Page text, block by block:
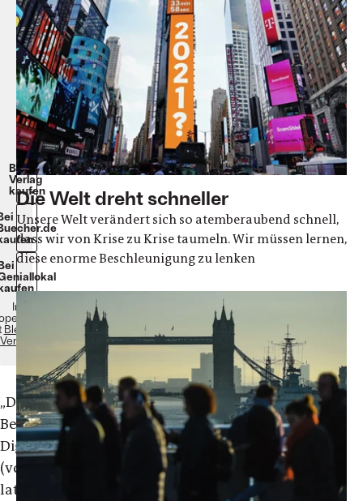
Christian
Stöcker
384
Seiten,
Gebunden,
22
Euro
ebook:
17,99
Euro
Beim
Verlag
kaufen
In
Blessing
Verlag
„Der
Begriff
Digitalisierung
(von
lat.
Die Welt dreht schneller
Unsere Welt verändert sich so atemberaubend schnell,
dass wir von Krise zu Krise taumeln. Wir müssen lernen,
diese enorme Beschleunigung zu lenken